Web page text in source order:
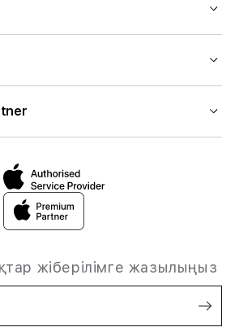
жіберілімге жазылыңыз